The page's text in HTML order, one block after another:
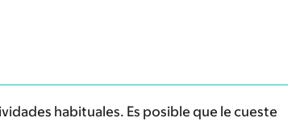
habituales. Es posible que le cueste